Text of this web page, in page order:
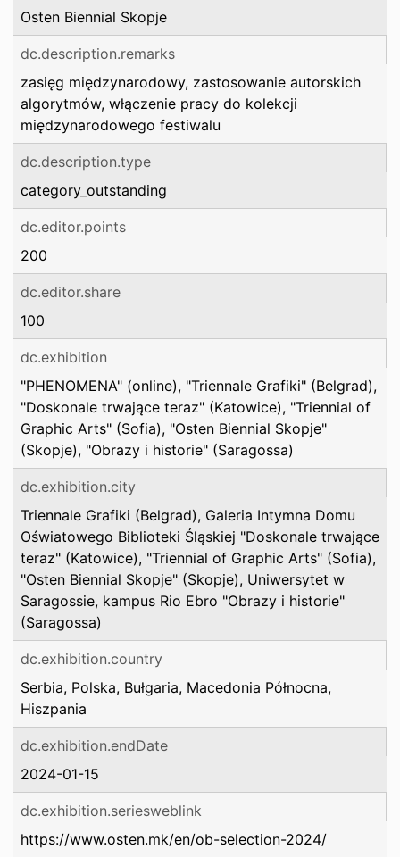
Osten Biennial Skopje
dc.description.remarks
zasięg międzynarodowy, zastosowanie autorskich
algorytmów, włączenie pracy do kolekcji
międzynarodowego festiwalu
dc.description.type
category_outstanding
dc.editor.points
200
dc.editor.share
100
dc.exhibition
"PHENOMENA" (online), "Triennale Grafiki" (Belgrad),
"Doskonale trwające teraz" (Katowice), "Triennial of
Graphic Arts" (Sofia), "Osten Biennial Skopje"
(Skopje), "Obrazy i historie" (Saragossa)
dc.exhibition.city
Triennale Grafiki (Belgrad), Galeria Intymna Domu
Oświatowego Biblioteki Śląskiej "Doskonale trwające
teraz" (Katowice), "Triennial of Graphic Arts" (Sofia),
"Osten Biennial Skopje" (Skopje), Uniwersytet w
Saragossie, kampus Rio Ebro "Obrazy i historie"
(Saragossa)
dc.exhibition.country
Serbia, Polska, Bułgaria, Macedonia Północna,
Hiszpania
dc.exhibition.endDate
2024-01-15
dc.exhibition.seriesweblink
https://www.osten.mk/en/ob-selection-2024/